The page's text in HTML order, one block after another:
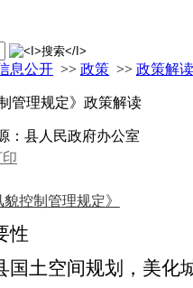
息公开 >> 政策 >> 政策解读
管理规定》政策解读
：县人民政府办公室
控制管理规定》
性
国土空间规划，美化